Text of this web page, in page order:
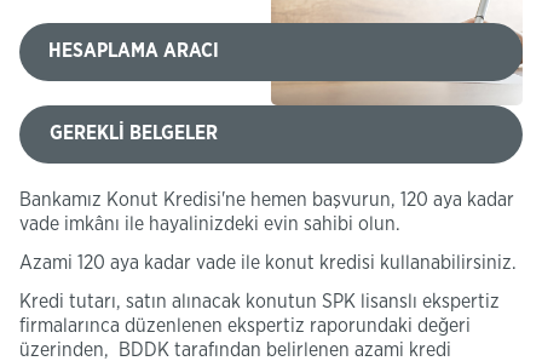
HESAPLAMA ARACI
GEREKLİ BELGELER
Bankamız Konut Kredisi'ne hemen başvurun, 120 aya kadar
vade imkânı ile hayalinizdeki evin sahibi olun.
Azami 120 aya kadar vade ile konut kredisi kullanabilirsiniz.
Kredi tutarı, satın alınacak konutun SPK lisanslı ekspertiz
firmalarınca düzenlenen ekspertiz raporundaki değeri
üzerinden, BDDK tarafından belirlenen azami kredi